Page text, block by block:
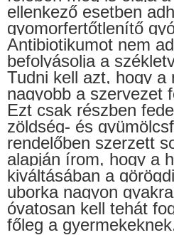
ellenkező esetben
gyomorfertőtlenítő
Antibiotikumot nem
befolyásolja a
Tudni kell azt, hogy a
nagyobb a szervezet
Ezt csak részben
zöldség- és
rendelőben szerzett
alapján írom, hogy a
kiváltásában a
uborka nagyon
óvatosan kell tehát
főleg a